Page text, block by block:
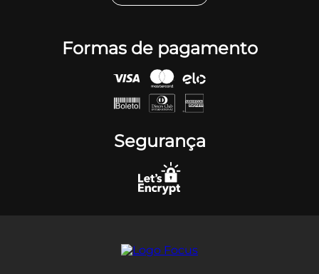
Formas de pagamento
Segurança